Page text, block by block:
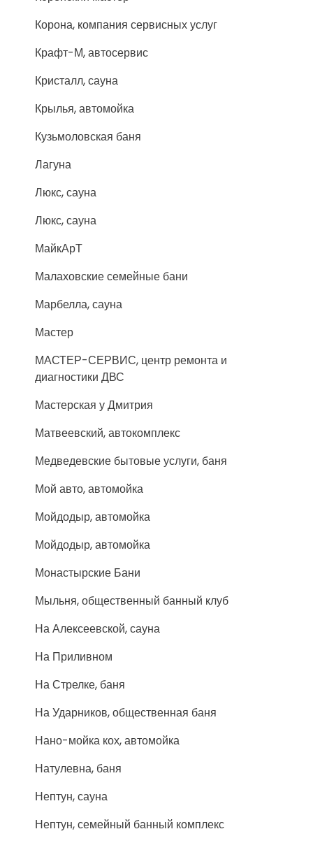
Корона, компания сервисных услуг
Крафт-М, автосервис
Кристалл, сауна
Крылья, автомойка
Кузьмоловская баня
Лагуна
Люкс, сауна
Люкс, сауна
МайкАрТ
Малаховские семейные бани
Марбелла, сауна
Мастер
МАСТЕР-СЕРВИС, центр ремонта и
диагностики ДВС
Мастерская у Дмитрия
Матвеевский, автокомплекс
Медведевские бытовые услуги, баня
Мой авто, автомойка
Мойдодыр, автомойка
Мойдодыр, автомойка
Монастырские Бани
Мыльня, общественный банный клуб
На Алексеевской, сауна
На Приливном
На Стрелке, баня
На Ударников, общественная баня
Нано-мойка кох, автомойка
Натулевна, баня
Нептун, сауна
Нептун, семейный банный комплекс